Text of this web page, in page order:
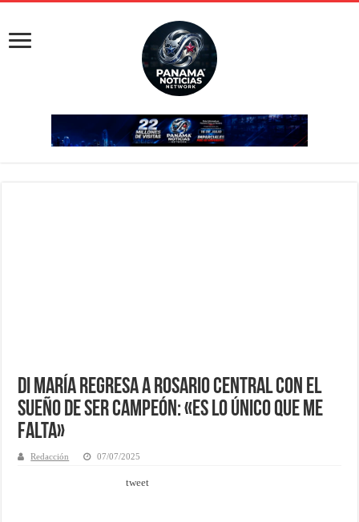
Di María regresa a Rosario Central con el
sueño de ser campeón: «Es lo único que me
falta»
Redacción 07/07/2025
tweet